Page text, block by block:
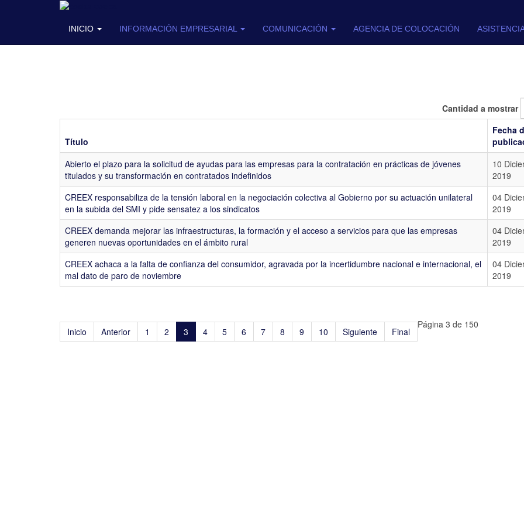
INICIO INFORMACIÓN EMPRESARIAL COMUNICACIÓN AGENCIA DE COLOCACIÓN
Cantidad a mostrar
Título
Fecha
Abierto el plazo para la solicitud de ayudas para las empresas para la contratación en prácticas de jóvenes
titulados y su transformación en contratados indefinidos
10
2019
CREEX responsabiliza de la tensión laboral en la negociación colectiva al Gobierno por su actuación unilateral
en la subida del SMI y pide sensatez a los sindicatos
04
2019
CREEX demanda mejorar las infraestructuras, la formación y el acceso a servicios para que las empresas
generen nuevas oportunidades en el ámbito rural
04
2019
CREEX achaca a la falta de confianza del consumidor, agravada por la incertidumbre nacional e internacional, el
mal dato de paro de noviembre
04
2019
Página 3 de 150
Inicio Anterior 1 2 3 4 5 6 7 8 9 10 Siguiente Final